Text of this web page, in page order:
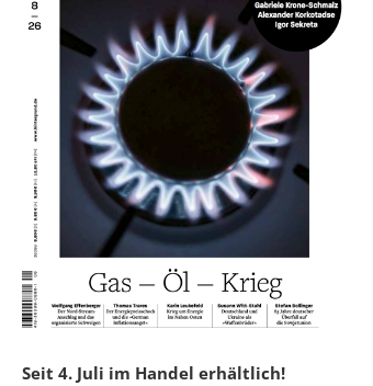
Seit 4. Juli im Handel erhältlich!